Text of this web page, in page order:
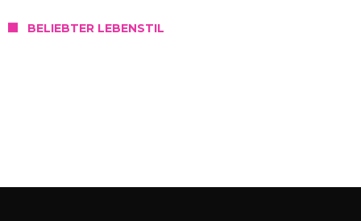
BELIEBTER LEBENSTIL